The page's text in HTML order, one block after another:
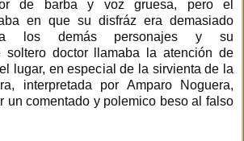
de barba y voz gruesa, pero el
en que su disfráz era demasiado
los demás personajes y su
soltero doctor llamaba la atención de
lugar, en especial de la sirvienta de la
interpretada por Amparo Noguera,
un comentado y polemico beso al falso